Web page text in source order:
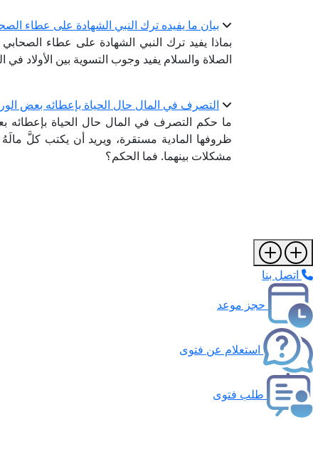
بيان ما يفيده ترك النبي الشهادة على عطاء
بماذا يفيد ترك النبي الشهادة على عطاء
الصلاة والسلام يفيد وجوب التسوية بين الأولاد في
التصرف في المال حال الحياة بإعطائه بعض
ما حكم التصرف في المال حال الحياة
ظروفها المادية مستقرة، ويريد أن يكتب كلَّ
مشكلات بينهما. فما الحكم؟
اتصل بنا
حجز موعد
استعلام عن فتوى
طلب فتوى